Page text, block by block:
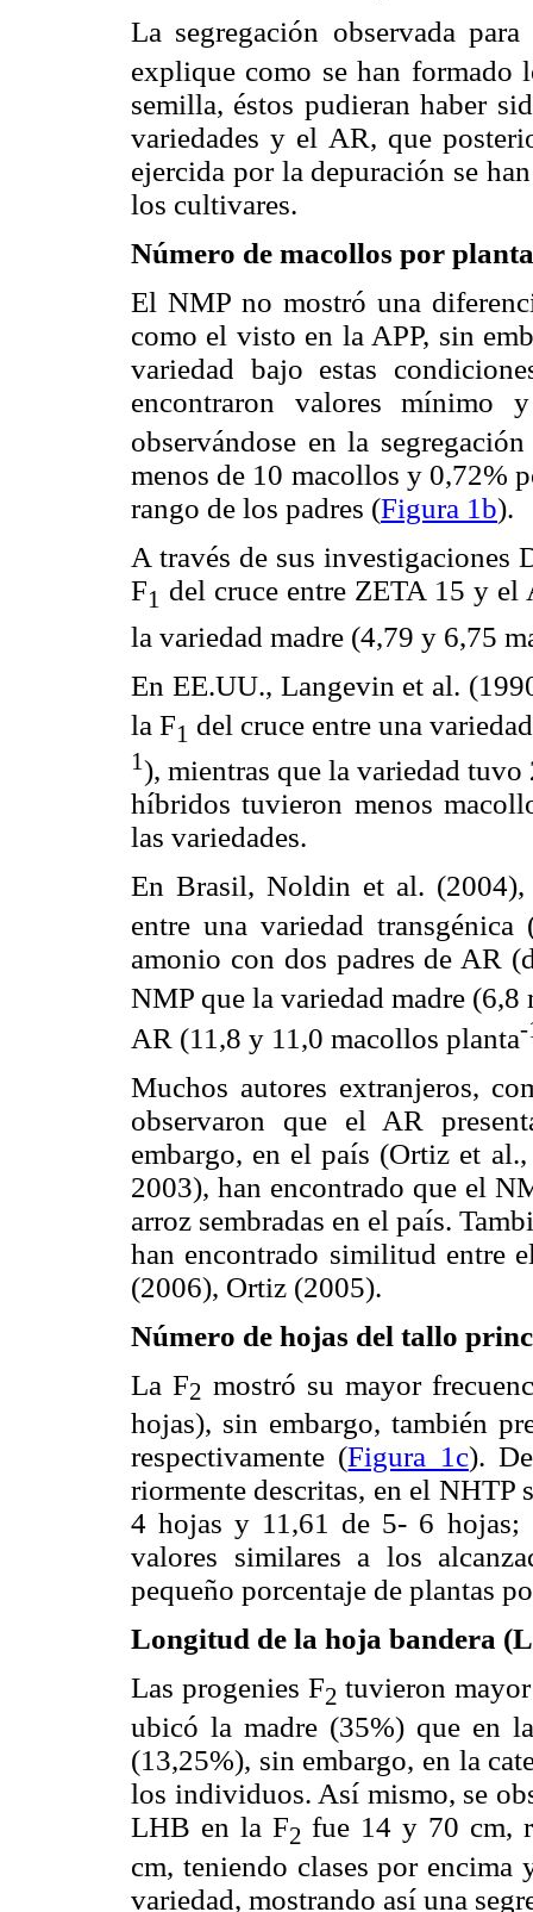
La segregación observada
explique como se han
semilla, éstos pudieran haber
varie­dades y el AR, que
ejercida por la depuración se
los cultivares.
Número de macollos por
El NMP no mostró una
como el visto en la APP, sin
variedad bajo estas
encontraron valores
observándose en la
menos de 10 macollos y 0,72%
rango de los padres (Figura 1b).
A través de sus investigaciones
F1 del cruce entre ZETA 15 y
la variedad madre (4,79 y 6,75
En EE.UU., Langevin et al.
la F1 del cruce entre una
1), mientras que la variedad
híbridos tuvieron menos
las variedades.
En Brasil, Noldin et al. (2004),
entre una variedad
amonio con dos padres de AR
NMP que la variedad madre (6,8
AR (11,8 y 11,0 macollos planta-
Muchos autores extranjeros,
observaron que el AR
embargo, en el país (Ortiz et
2003), han encontrado que el
arroz sembradas en el país.
han encontrado similitud entre
(2006), Ortiz (2005).
Número de hojas del tallo
La F2 mostró su mayor
hojas), sin embargo, también
respectivamente (Figura 1c).
riormente descritas, en el NHTP
4 hojas y 11,61 de 5- 6 hojas;
valores similares a los
pequeño porcentaje de plantas
Longitud de la hoja bandera
Las progenies F2 tuvieron
ubicó la madre (35%) que en
(13,25%), sin embargo, en la
los individuos. Así mismo, se
LHB en la F2 fue 14 y 70 cm,
cm, teniendo clases por encima
variedad, mostrando así una